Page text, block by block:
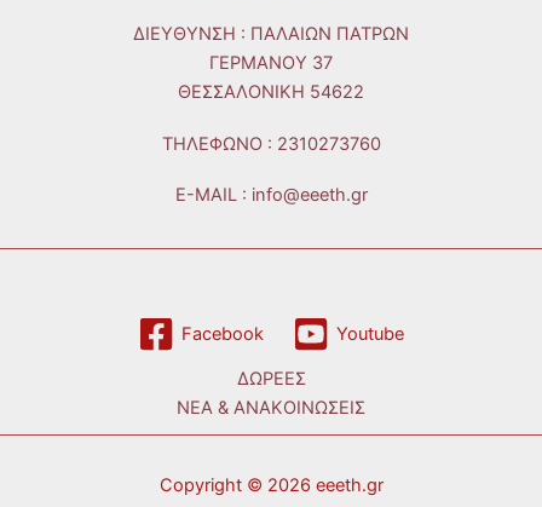
ΔΙΕΥΘΥΝΣΗ : ΠΑΛΑΙΩΝ ΠΑΤΡΩΝ
ΓΕΡΜΑΝΟΥ 37
ΘΕΣΣΑΛΟΝΙΚΗ 54622
ΤΗΛΕΦΩΝO : 2310273760
E-MAIL : info@eeeth.gr
Facebook Youtube
ΔΩΡΕΕΣ
ΝΕΑ & ΑΝΑΚΟΙΝΩΣΕΙΣ
Copyright © 2026 eeeth.gr